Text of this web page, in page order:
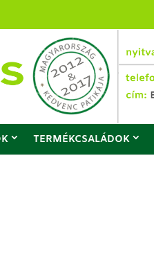
TERMÉKCSALÁDOK